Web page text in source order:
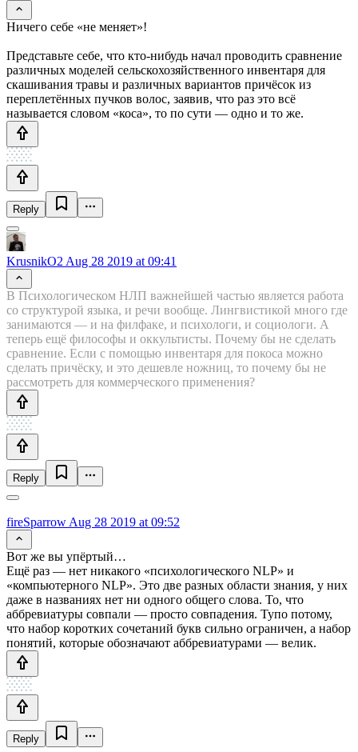
Ничего себе «не меняет»!
Представьте себе, что кто-нибудь начал проводить сравнение
различных моделей сельскохозяйственного инвентаря для
скашивания травы и различных вариантов причёсок из
переплетённых пучков волос, заявив, что раз это всё
называется словом «коса», то по сути — одно и то же.
Reply
KrusnikO2 Aug 28 2019 at 09:41
В Психологическом НЛП важнейшей частью является работа
со структурой языка, и речи вообще. Лингвистикой много где
занимаются — и на филфаке, и психологи, и социологи. А
теперь ещё философы и оккультисты. Почему бы не сделать
сравнение. Если с помощью инвентаря для покоса можно
сделать причёску, и это дешевле ножниц, то почему бы не
рассмотреть для коммерческого применения?
Reply
fireSparrow Aug 28 2019 at 09:52
Вот же вы упёртый…
Ещё раз — нет никакого «психологического NLP» и
«компьютерного NLP». Это две разных области знания, у них
даже в названиях нет ни одного общего слова. То, что
аббревиатуры совпали — просто совпадения. Тупо потому,
что набор коротких сочетаний букв сильно ограничен, а набор
понятий, которые обозначают аббревиатурами — велик.
Reply